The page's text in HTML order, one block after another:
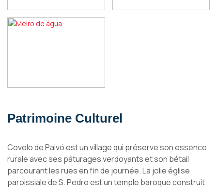
Patrimoine Culturel
Covelo de Paivó est un village qui préserve son essence
rurale avec ses pâturages verdoyants et son bétail
parcourant les rues en fin de journée. La jolie église
paroissiale de S. Pedro est un temple baroque construit